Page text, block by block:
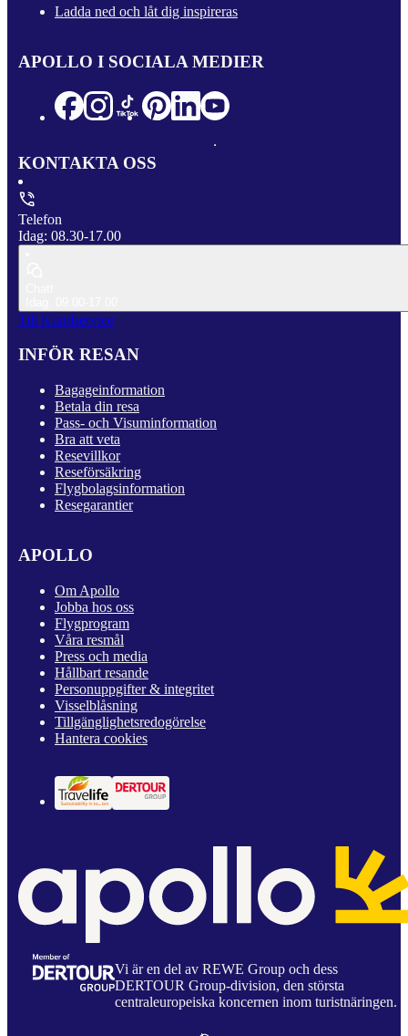
Ladda ned och låt dig inspireras
APOLLO I SOCIALA MEDIER
KONTAKTA OSS
Telefon
Idag: 08.30-17.00
Till Kundservice
INFÖR RESAN
Bagageinformation
Betala din resa
Pass- och Visuminformation
Bra att veta
Resevillkor
Reseförsäkring
Flygbolagsinformation
Resegarantier
APOLLO
Om Apollo
Jobba hos oss
Flygprogram
Våra resmål
Press och media
Hållbart resande
Personuppgifter & integritet
Visselblåsning
Tillgänglighetsredogörelse
Hantera cookies
Vi är en del av REWE Group och dess
DERTOUR Group-division, den största
centraleuropeiska koncernen inom turistnäringen.